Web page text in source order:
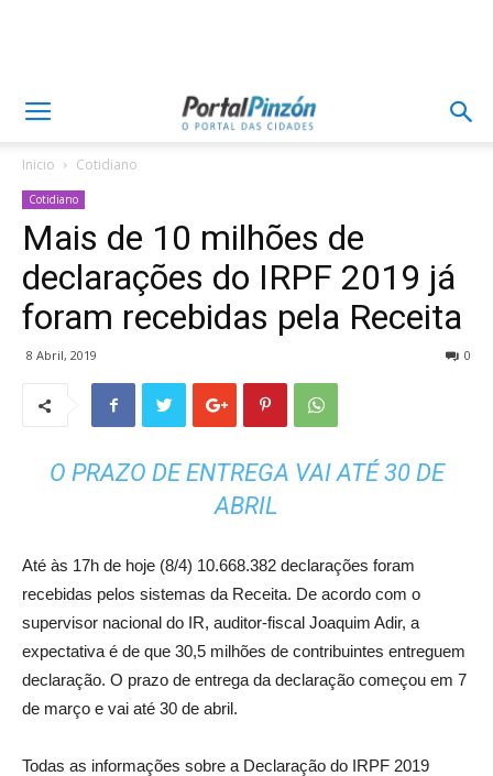
Inicio Cotidiano
Cotidiano
Mais de 10 milhões de
declarações do IRPF 2019 já
foram recebidas pela Receita
8 Abril, 2019 0
O PRAZO DE ENTREGA VAI ATÉ 30 DE
ABRIL
Até às 17h de hoje (8/4) 10.668.382 declarações foram
recebidas pelos sistemas da Receita. De acordo com o
supervisor nacional do IR, auditor-fiscal Joaquim Adir, a
expectativa é de que 30,5 milhões de contribuintes entreguem
declaração. O prazo de entrega da declaração começou em 7
de março e vai até 30 de abril.
Todas as informações sobre a Declaração do IRPF 2019